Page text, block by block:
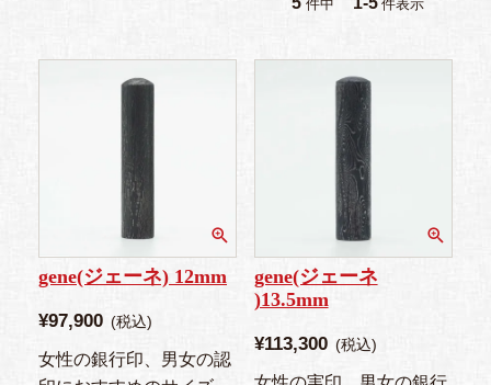
件中 件表示
gene(ジェーネ) 12mm
¥97,900 税込
女性の銀行印、男女の認
gene(ジェーネ
)13.5mm
¥113,300 税込